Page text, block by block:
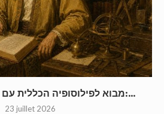
מבוא לפילוסופיה הכללית עם רוני אקריש פרק 11:...
23 juillet 2026